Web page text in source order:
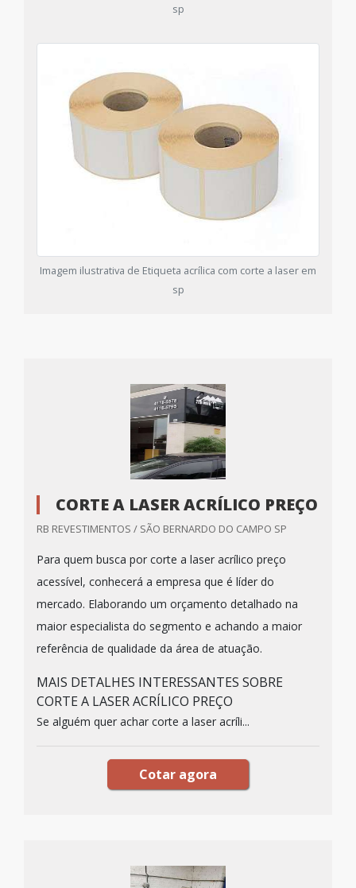
sp
Imagem ilustrativa de Etiqueta acrílica com corte a laser em
sp
CORTE A LASER ACRÍLICO PREÇO
RB REVESTIMENTOS / SÃO BERNARDO DO CAMPO SP
Para quem busca por corte a laser acrílico preço
acessível, conhecerá a empresa que é líder do
mercado. Elaborando um orçamento detalhado na
maior especialista do segmento e achando a maior
referência de qualidade da área de atuação.
MAIS DETALHES INTERESSANTES SOBRE
CORTE A LASER ACRÍLICO PREÇO
Se alguém quer achar corte a laser acríli...
Cotar agora